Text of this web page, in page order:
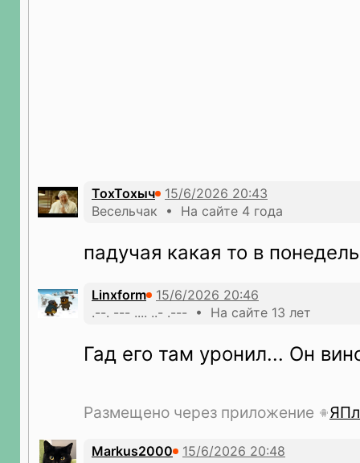
ТохТохыч
Весельчак • На сайте 4 года
падучая какая то в
Linxform
.--. --- .... ..- .--- • На сайте 13 лет
Гад его там уронил... Он
Размещено через приложение
Markus2000